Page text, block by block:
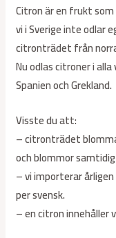
Citron är en frukt
vi i Sverige inte odlar
citronträdet från
Nu odlas citroner i
Spanien och Grekland.
Visste du att:
– citronträdet
och blommor
– vi importerar
per svensk.
– en citron innehåller